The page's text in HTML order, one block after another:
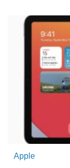
Apple